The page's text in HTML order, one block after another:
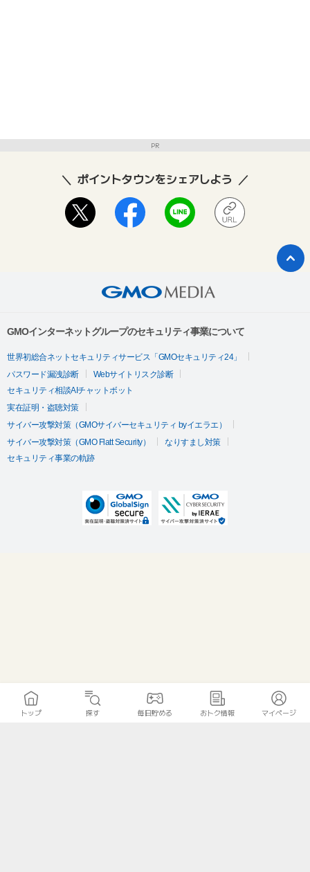
PR
ポイントタウンをシェアしよう
GMOインターネットグループのセキュリティ事業について
世界初総合ネットセキュリティサービス「GMOセキュリティ24」
パスワード漏洩診断
Webサイトリスク診断
セキュリティ相談AIチャットボット
実在証明・盗聴対策
サイバー攻撃対策（GMOサイバーセキュリティ byイエラエ）
サイバー攻撃対策（GMO Flatt Security）
なりすまし対策
セキュリティ事業の軌跡
トップ 探す 毎日貯める おトク情報 マイページ